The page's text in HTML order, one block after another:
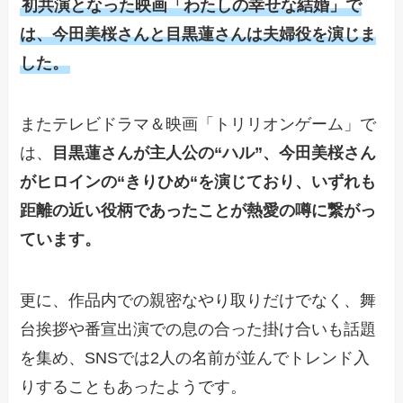
初共演となった映画「わたしの幸せな結婚」で
は、今田美桜さんと目黒蓮さんは夫婦役を演じま
した。
またテレビドラマ＆映画「トリリオンゲーム」で
は、
目黒蓮さんが主人公の“ハル”、今田美桜さん
がヒロインの“きりひめ“を演じており、いずれも
距離の近い役柄であったことが熱愛の噂に繋がっ
ています。
更に、作品内での親密なやり取りだけでなく、舞
台挨拶や番宣出演での息の合った掛け合いも話題
を集め、SNSでは2人の名前が並んでトレンド入
りすることもあったようです。